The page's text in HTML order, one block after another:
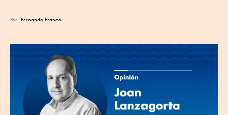
Por Fernando Franco